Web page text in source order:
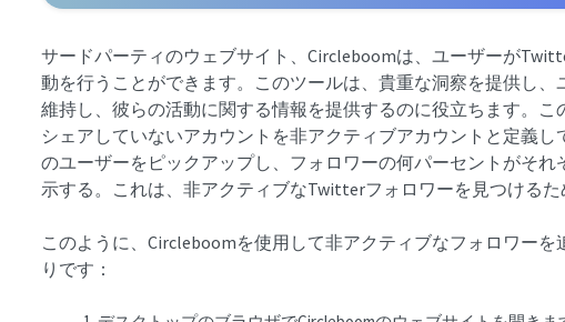
サードパーティのウェブサイト、Circleboomは、ユーザーが
動を行うことができます。このツールは、貴重な洞察を提供し
維持し、彼らの活動に関する情報を提供するのに役立ちます。
シェアしていないアカウントを非アクティブアカウントと定義
のユーザーをピックアップし、フォロワーの何パーセントがそ
示する。これは、非アクティブなTwitterフォロワーを見つける
このように、Circleboomを使用して非アクティブなフォロワー
りです：